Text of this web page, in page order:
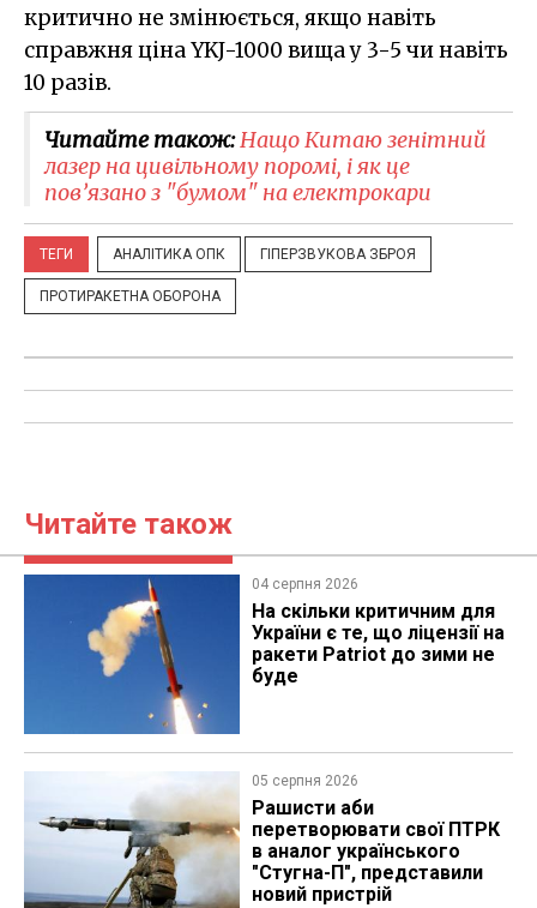
критично не змінюється, якщо навіть
справжня ціна YKJ-1000 вища у 3-5 чи навіть
10 разів.
Читайте також:Нащо Китаю зенітний
лазер на цивільному поромі, і як це
пов’язано з "бумом" на електрокари
ТЕГИ АНАЛІТИКА ОПК ГІПЕРЗВУКОВА ЗБРОЯ
ПРОТИРАКЕТНА ОБОРОНА
Читайте також
04 серпня 2026
На скільки критичним для
України є те, що ліцензії на
ракети Patriot до зими не
буде
05 серпня 2026
Рашисти аби
перетворювати свої ПТРК
в аналог українського
"Стугна-П", представили
новий пристрій